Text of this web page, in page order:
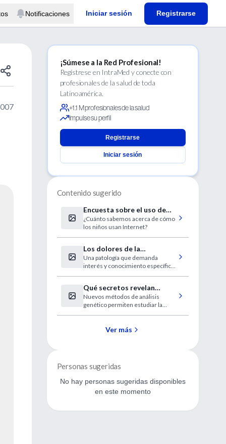
Notificaciones Iniciar sesión Registrarse
¡Súmese a la Red Profesional!
Regístrese en IntraMed y conecte con
profesionales de la salud de toda
Latinoamérica.
+1.1 M profesionales de la salud
Impulse su perfil
Registrarse
Iniciar sesión
Contenido sugerido
Encuesta sobre el uso de
Internet en el hogar
¿Cuánto sabemos acerca de cómo
los niños usan Internet?
Los dolores de la
fibromialgia se localizan en
18 puntos clave
Una patología que demanda
interés y conocimiento específico
Qué secretos revelan
nuestros microbios
Nuevos métodos de análisis
genético permiten estudiar la
Ver más
Personas sugeridas
No hay personas sugeridas disponibles
en este momento